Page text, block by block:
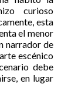
curioso
esta
el menor
narrador de
escénico
debe
en lugar